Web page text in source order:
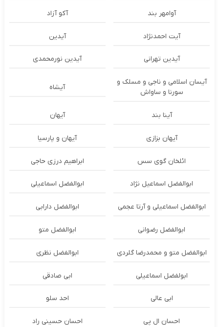
آوامهر بند آکو آزاد
آیت احمدنژاد آیدین
آیدین تهرانی آیدین نورمحمدی
آیسان اسلامی و ناجی و مسلک و
سورنا و ساواش
آیشاه
آینا بند آیهان
آیهان بزازی آیهان و پارسیا
ائلخان گوی سس ابراهیم درزی حاجی
ابوالفضل اسماعیل نژاد ابوالفضل اسماعیلی
ابوالفضل اسماعیلی و آرتا عجمی ابوالفضل دارابی
ابوالفضل رضوانی ابوالفضل متو
ابوالفضل متو و محمدرضا گلردی ابوالفضل نظری
ابولفضل اسماعیلی ابی صادقی
ابی عالی احد سلو
احسان ال پی احسان حسینی راد